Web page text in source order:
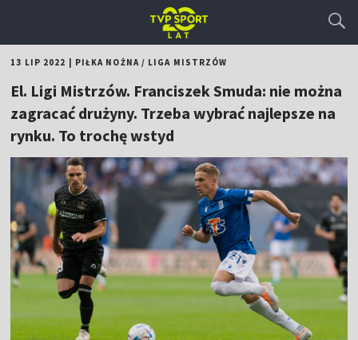
13 LIP 2022 PIŁKA NOŻNA/ LIGA MISTRZÓW
El. Ligi Mistrzów. Franciszek Smuda: nie można
zagracać drużyny. Trzeba wybrać najlepsze na
rynku. To trochę wstyd